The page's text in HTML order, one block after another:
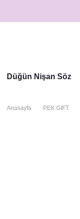
Düğün Nişan Söz
Anasayfa PEK GIFT